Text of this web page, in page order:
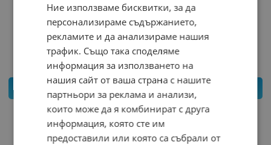
МЪЖКА+ЖЕНСКА С КАБЕЛ 4MM2 AWG12
Арт.№: 28979
7.500*€ 6.90 €
Ние използваме бисквитки, за да
персонализираме съдържанието,
рекламите и да анализираме нашия
трафик. Също така споделяме
информация за използването на
нашия сайт от ваша страна с нашите
партньори за реклама и анализи,
които може да я комбинират с друга
информация, която сте им
предоставили или която са събрали от